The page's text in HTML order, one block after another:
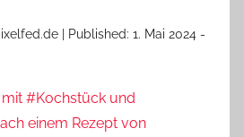
Published: 1. Mai 2024 -
#Kochstück und
einem Rezept von